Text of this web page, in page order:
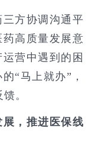
方协调沟通平
高质量发展意
营中遇到的困
“马上就办”，
。
，推进医保线